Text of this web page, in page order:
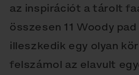
az inspirációt a tárolt
összesen 11 Woody
illeszkedik egy olyan
felszámol az elavult